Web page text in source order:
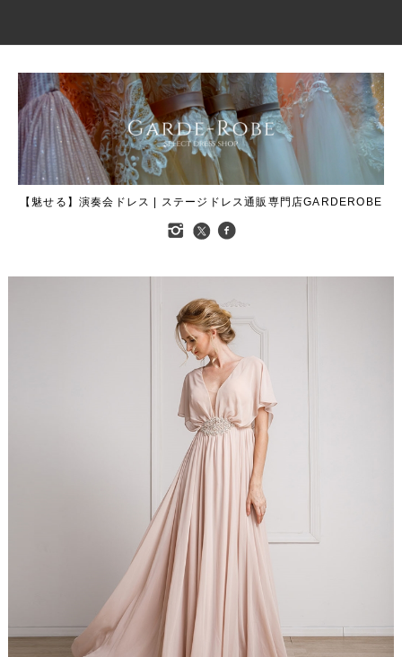
【魅せる】演奏会ドレス | ステージドレス通販専門店GARDEROBE